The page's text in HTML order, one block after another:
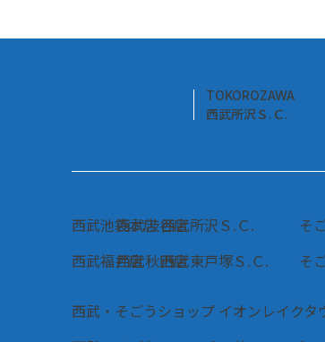
TOKOROZAWA
西武所沢Ｓ.Ｃ.
西武池袋本店
西武渋谷店
西武東戸塚Ｓ.Ｃ.
西武所沢Ｓ.Ｃ.
西武福井店西武秋田店
そ
そ
西武・そごうショップ イオンレイクタ